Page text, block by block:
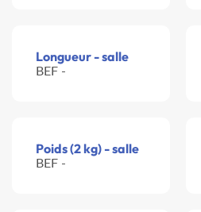
Longueur - salle
BEF -
Poids (2 kg) - salle
BEF -